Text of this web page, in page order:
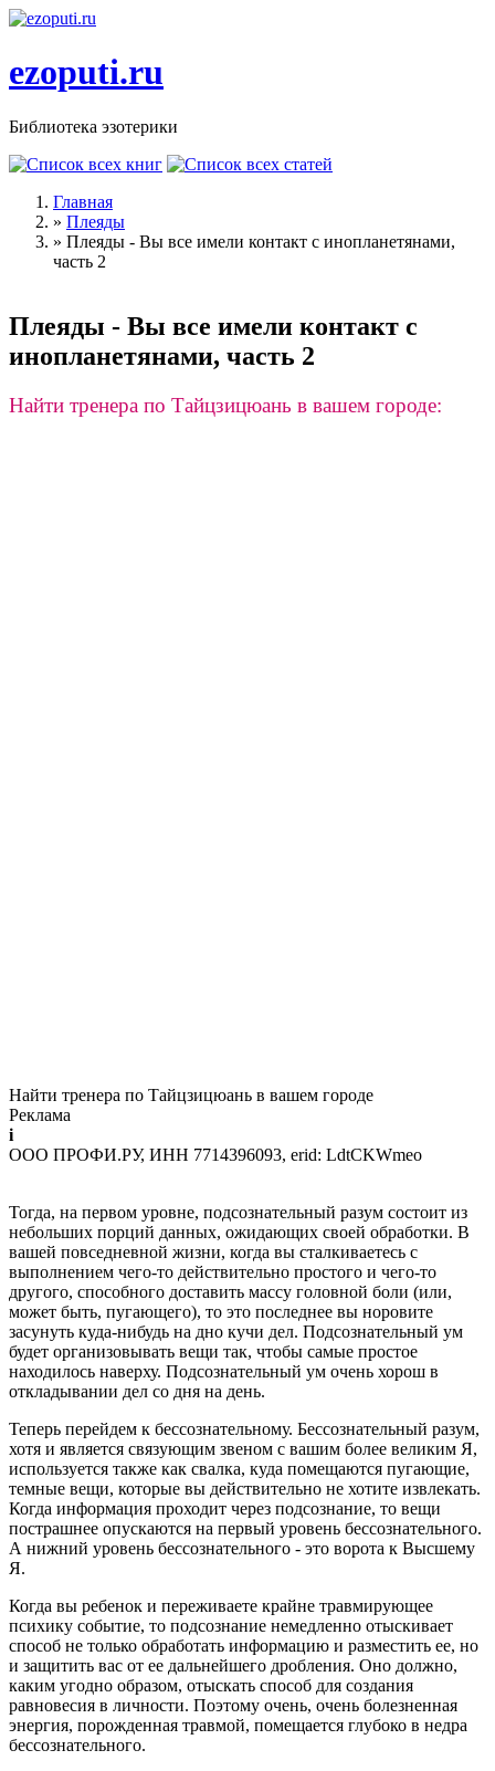
Перейти к основному содержанию
ezoputi.ru
Библиотека эзотерики
Вы здесь
Главная
» Плеяды
» Плеяды - Вы все имели контакт с инопланетянами,
часть 2
Плеяды - Вы все имели контакт с
инопланетянами, часть 2
Найти тренера по Тайцзицюань в вашем городе:
Найти тренера по Тайцзицюань в вашем городе
Реклама
i
ООО ПРОФИ.РУ, ИНН 7714396093, erid: LdtCKWmeo
Тогда, на первом уровне, подсознательный разум состоит из
небольших порций данных, ожидающих своей обработки. В
вашей повседневной жизни, когда вы сталкиваетесь с
выполнением чего-то действительно простого и чего-то
другого, способного доставить массу головной боли (или,
может быть, пугающего), то это последнее вы норовите
засунуть куда-нибудь на дно кучи дел. Подсознательный ум
будет организовывать вещи так, чтобы самые простое
находилось наверху. Подсознательный ум очень хорош в
откладывании дел со дня на день.
Теперь перейдем к бессознательному. Бессознательный разум,
хотя и является связующим звеном с вашим более великим Я,
используется также как свалка, куда помещаются пугающие,
темные вещи, которые вы действительно не хотите извлекать.
Когда информация проходит через подсознание, то вещи
пострашнее опускаются на первый уровень бессознательного.
А нижний уровень бессознательного - это ворота к Высшему
Я.
Когда вы ребенок и переживаете крайне травмирующее
психику событие, то подсознание немедленно отыскивает
способ не только обработать информацию и разместить ее, но
и защитить вас от ее дальнейшего дробления. Оно должно,
каким угодно образом, отыскать способ для создания
равновесия в личности. Поэтому очень, очень болезненная
энергия, порожденная травмой, помещается глубоко в недра
бессознательного.